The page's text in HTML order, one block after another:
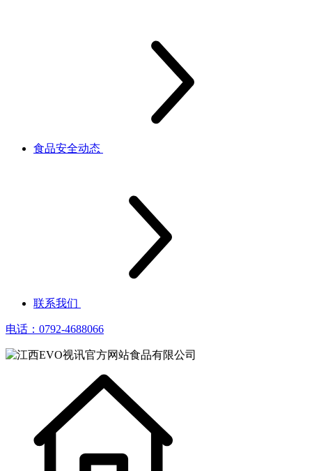
食品安全动态
联系我们
电话：0792-4688066